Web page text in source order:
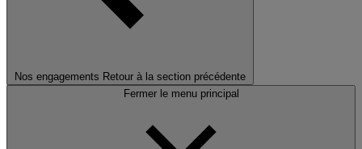
Nos engagements Retour à la section précédente
Fermer le menu principal